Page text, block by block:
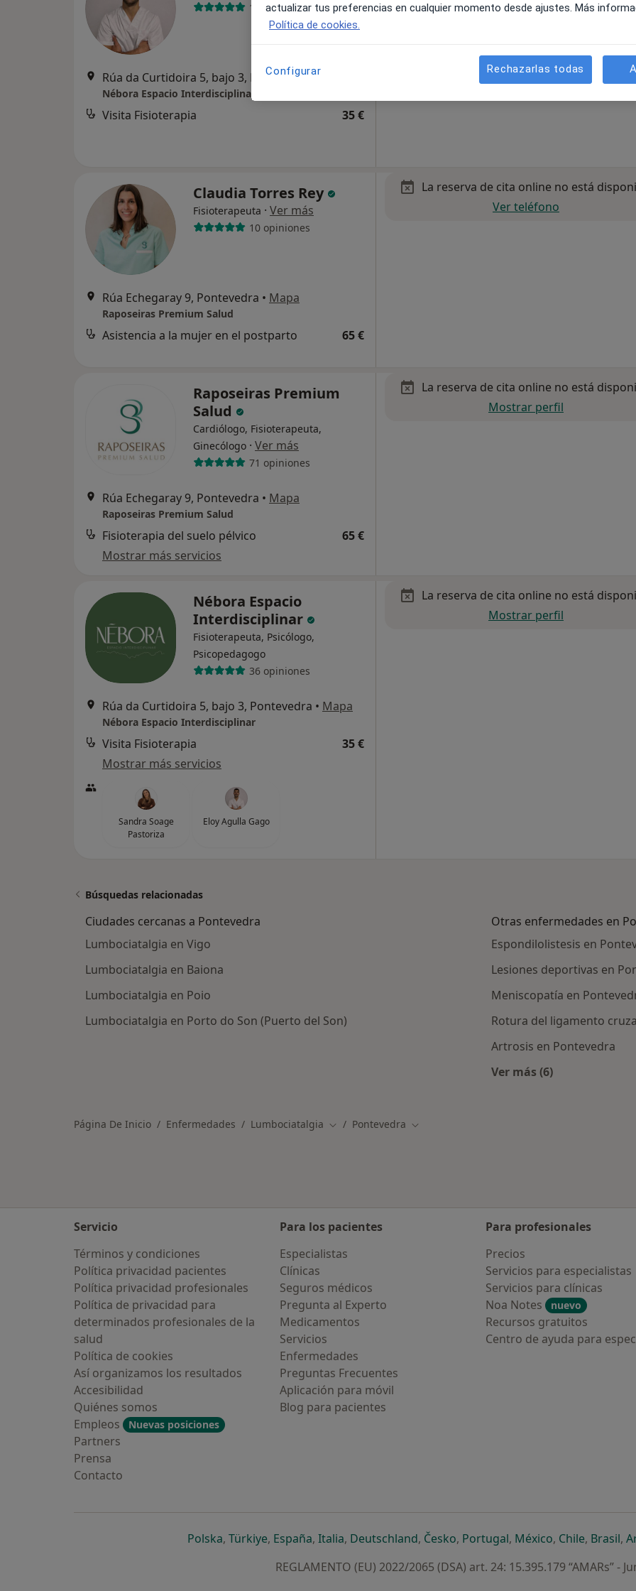
13 opiniones
Rúa da Curtidoira 5, bajo 3, Pontevedra•
Nébora Espacio Interdisciplinar
Visita Fisioterapia 35 €
Claudia Torres Rey
Fisioterapeuta · Ver más
10 opiniones
Rúa Echegaray 9, Pontevedra • Mapa
Raposeiras Premium Salud
Asistencia a la mujer en el postparto 65 €
La reserva de cita online no está
Ver teléfono
Raposeiras Premium
Salud
Cardiólogo, Fisioterapeuta,
Ginecólogo · Ver más
71 opiniones
Rúa Echegaray 9, Pontevedra • Mapa
Raposeiras Premium Salud
Fisioterapia del suelo pélvico
65 €
Mostrar más servicios
La reserva de cita online no está
Mostrar perfil
Nébora Espacio
Interdisciplinar
Fisioterapeuta, Psicólogo,
Psicopedagogo
36 opiniones
Rúa da Curtidoira 5, bajo 3, Pontevedra • Mapa
Nébora Espacio Interdisciplinar
Visita Fisioterapia
35 €
Mostrar más servicios
Sandra Soage
Pastoriza
Eloy Agulla Gago
La reserva de cita online no está
Mostrar perfil
Búsquedas relacionadas
Ciudades cercanas a Pontevedra
Lumbociatalgia en Vigo
Lumbociatalgia en Baiona
Lumbociatalgia en Poio
Lumbociatalgia en Porto do Son (Puerto del Son)
Otras enfermedades en
Espondilolistesis en
Lesiones deportivas en
Meniscopatía en
Rotura del ligamento
Artrosis en Pontevedra
Ver más (6)
Página De Inicio Enfermedades Lumbociatalgia Cambiar de ciudad
Pontevedra Cambiar de ciudad
Servicio
Términos y condiciones
Política privacidad pacientes
Política privacidad profesionales
Política de privacidad para
determinados profesionales de la
salud
Política de cookies
Así organizamos los resultados
Accesibilidad
Quiénes somos
Empleos
Nuevas posiciones
Partners
Prensa
Contacto
Para los pacientes
Especialistas
Clínicas
Seguros médicos
Pregunta al Experto
Medicamentos
Servicios
Enfermedades
Preguntas Frecuentes
Aplicación para móvil
Blog para pacientes
Para profesionales
Precios
Servicios para especialistas
Servicios para clínicas
Noa Notes
nuevo
Recursos gratuitos
Centro de ayuda para
Polskase abre en una nueva pestaña
, Türkiyese abre en una nueva pestaña
, Españase abre en una nueva pestaña
, Italiase abre en una nueva pestaña
, Deutschlandse abre en una nueva pestaña
, Českose abre en una nueva pestaña
, Portugalse abre en una nueva
, Méxicose abre en una
, Chilese abre
, Brasilse
,
REGLAMENTO (EU) 2022/2065 (DSA) art. 24: 15.395.179 “AMARs” -
actualizar tus preferencias en cualquier momento desde ajustes. Más
Política de cookies.
Configurar Rechazarlas todas